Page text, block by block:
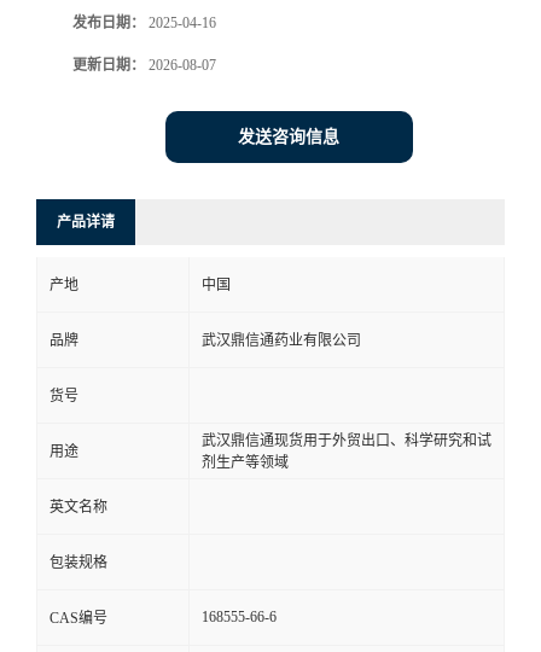
发布日期： 2025-04-16
更新日期： 2026-08-07
发送咨询信息
产品详请
产地 中国
品牌 武汉鼎信通药业有限公司
货号
用途
武汉鼎信通现货用于外贸出口、科学研究和试
剂生产等领域
英文名称
包装规格
CAS编号 168555-66-6